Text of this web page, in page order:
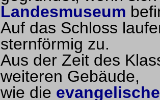
Landesmuseum
Auf das Schloss
sternförmig zu.
Aus der Zeit des
weiteren Gebäude,
wie die